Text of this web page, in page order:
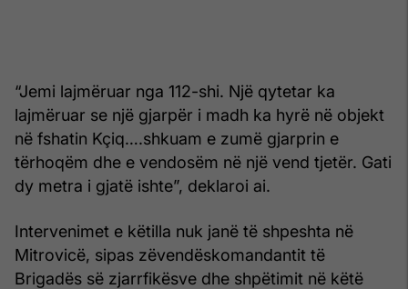
“Jemi lajmëruar nga 112-shi. Një qytetar ka
lajmëruar se një gjarpër i madh ka hyrë në objekt
në fshatin Kçiq….shkuam e zumë gjarprin e
tërhoqëm dhe e vendosëm në një vend tjetër. Gati
dy metra i gjatë ishte”, deklaroi ai.
Intervenimet e këtilla nuk janë të shpeshta në
Mitrovicë, sipas zëvendëskomandantit të
Brigadës së zjarrfikësve dhe shpëtimit në këtë